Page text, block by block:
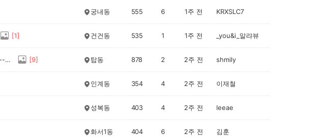
궁내동 555 6 1주 전 KRXSLC7
[1] 건건동 535 1 1주 전 _you&i_알랴뷰
[서호공원의 풍경이 담긴 차 한잔의 여유] --------♡♡♡ 카페라르고♡♡♡ [9] 탑동 878 2 2주 전 shmily
인계동 354 4 2주 전 이재철
성복동 403 4 2주 전 leeae
화서1동 404 6 2주 전 김훈